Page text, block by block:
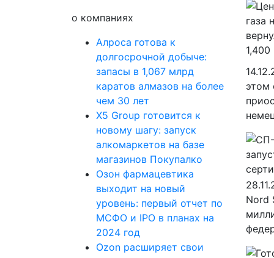
о компаниях
Алроса готова к
долгосрочной добыче:
запасы в 1,067 млрд
каратов алмазов на более
чем 30 лет
X5 Group готовится к
новому шагу: запуск
алкомаркетов на базе
магазинов Покупалко
Озон фармацевтика
выходит на новый
уровень: первый отчет по
МСФО и IPO в планах на
2024 год
Ozon расширяет свои
этом
Nord